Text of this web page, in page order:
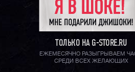
ТОЛЬКО НА G-STORE.RU
ЕЖЕМЕСЯЧНО РАЗЫГРЫВАЕМ
СРЕДИ ВСЕХ ЖЕЛАЮЩИХ